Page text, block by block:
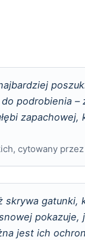
podrobienia –
zapachowej,
cytowany
skrywa gatunki,
jest ich